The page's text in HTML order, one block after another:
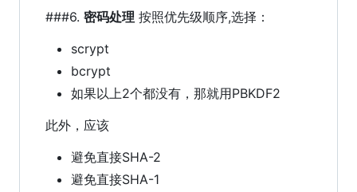
###6. 密码处理 按照优先级顺序,选择：
scrypt
bcrypt
如果以上2个都没有，那就用PBKDF2
此外，应该
避免直接SHA-2
避免直接SHA-1